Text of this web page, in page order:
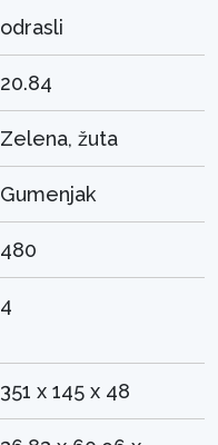
odrasli
20.84
Zelena, žuta
Gumenjak
480
4
351 x 145 x 48